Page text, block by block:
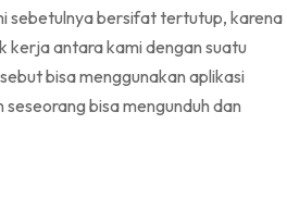
sebetulnya bersifat tertutup, karena
kerja antara kami dengan suatu
bisa menggunakan aplikasi
bisa mengunduh dan